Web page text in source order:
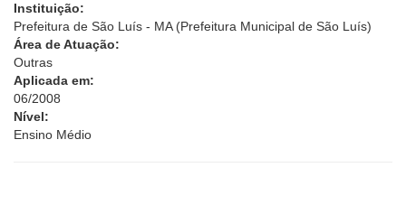
Instituição:
Prefeitura de São Luís - MA (Prefeitura Municipal de São Luís)
Área de Atuação:
Outras
Aplicada em:
06/2008
Nível:
Ensino Médio